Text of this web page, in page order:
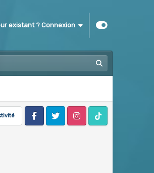
existant ? Connexion
FacebookTwitter InstagramTik Tok